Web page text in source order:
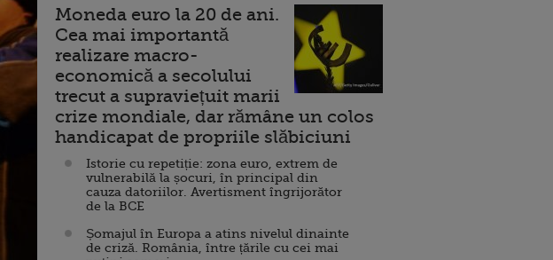
Moneda euro la 20 de ani.
Cea mai importantă
realizare macro-
economică a secolului
trecut a supraviețuit marii
crize mondiale, dar rămâne un colos
handicapat de propriile slăbiciuni
Istorie cu repetiție: zona euro, extrem de
vulnerabilă la șocuri, în principal din
cauza datoriilor. Avertisment îngrijorător
de la BCE
Șomajul în Europa a atins nivelul dinainte
de criză. România, între țările cu cei mai